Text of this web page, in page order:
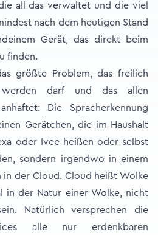
all das verwaltet und die viel
nach dem heutigen Stand
Gerät, das direkt beim
finden.
größte Problem, das freilich
werden darf und das allen
Die Spracherkennung
Gerätchen, die im Haushalt
oder Ivee heißen oder selbst
sondern irgendwo in einem
in der Cloud. Cloud heißt Wolke
in der Natur einer Wolke, nicht
Natürlich versprechen die
alle nur erdenkbaren